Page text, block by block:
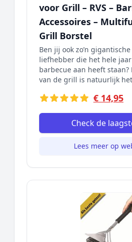
voor Grill – RVS –
Accessoires –
Grill Borstel
Ben jij ook zo’n
liefhebber die het hele
barbecue aan heeft staan?
van de grill is natuurlijk
€ 14,95
Check de
Lees meer op